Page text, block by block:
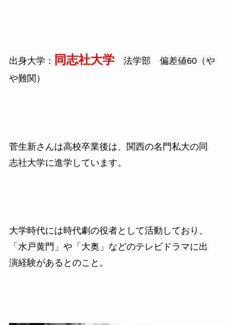
出身大学： 同志社大学法学部 偏差値60（や
や難関）
菅生新さんは高校卒業後は、関西の名門私大の同
志社大学に進学しています。
大学時代には時代劇の役者として活動しており、
「水戸黄門」や「大奥」などのテレビドラマに出
演経験があるとのこと。